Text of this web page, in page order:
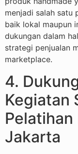
menjadi salah satu
baik lokal maupun
dukungan dalam
strategi penjualan
marketplace.
4.
Kegiatan
Pelatihan
Jakarta